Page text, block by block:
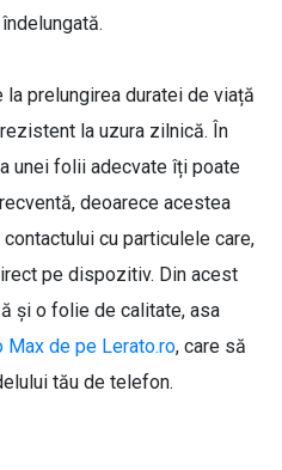
prelungirea duratei de viață
la uzura zilnică. În
unei folii adecvate îți poate
deoarece acestea
cu particulele care,
pe dispozitiv. Din acest
și o folie de calitate, asa
de pe Lerato.ro, care să
tău de telefon.